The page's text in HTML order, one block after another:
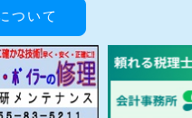
ついて